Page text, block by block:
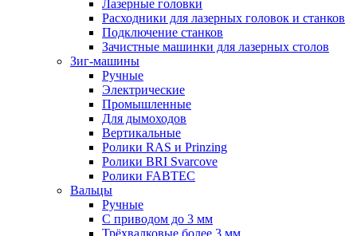
Лазерные головки
Расходники для лазерных головок и станков
Подключение станков
Зачистные машинки для лазерных столов
Зиг-машины
Ручные
Электрические
Промышленные
Для дымоходов
Вертикальные
Ролики RAS и Prinzing
Ролики BRI Svarcove
Ролики FABTEC
Вальцы
Ручные
С приводом до 3 мм
Трёхвалковые более 3 мм